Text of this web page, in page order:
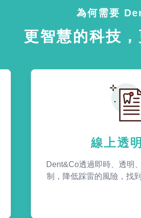
為何需要
更智慧的科技
線上透
Dent&Co透過即時、透明
制，降低踩雷的風險，找